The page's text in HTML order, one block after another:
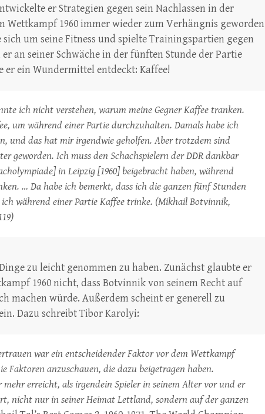
er Strategien gegen sein Nachlassen in der
Wettkampf 1960 immer wieder zum Verhängnis geworden
um seine Fitness und spielte Trainingspartien gegen
an seiner Schwäche in der fünften Stunde der Partie
er ein Wundermittel entdeckt: Kaffee!
ich nicht verstehen, warum meine Gegner Kaffee tranken.
um während einer Partie durchzuhalten. Damals habe ich
und das hat mir irgendwie geholfen. Aber trotzdem sind
geworden. Ich muss den Schachspielern der DDR dankbar
in Leipzig [1960] beigebracht haben, während
… Da habe ich bemerkt, dass ich die ganzen fünf Stunden
während einer Partie Kaffee trinke. (Mikhail Botvinnik,
zu leicht genommen zu haben. Zunächst glaubte er
1960 nicht, dass Botvinnik von seinem Recht auf
machen würde. Außerdem scheint er generell zu
Dazu schreibt Tibor Karolyi:
war ein entscheidender Faktor vor dem Wettkampf
Faktoren anzuschauen, die dazu beigetragen haben.
erreicht, als irgendein Spieler in seinem Alter vor und er
nicht nur in seiner Heimat Lettland, sondern auf der ganzen